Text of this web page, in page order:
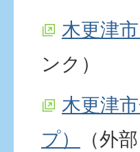
木更津
ンク）
木更津
プ）
（外